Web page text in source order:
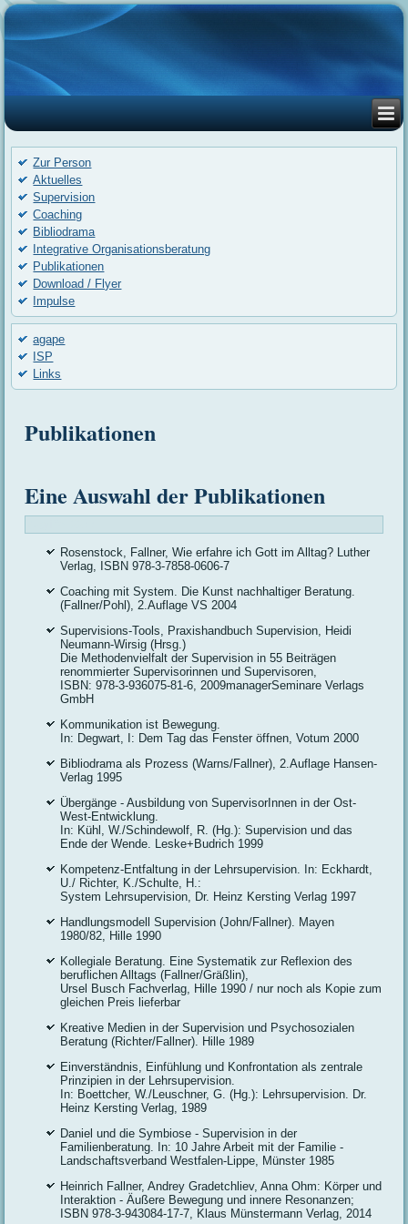
Zur Person
Aktuelles
Supervision
Coaching
Bibliodrama
Integrative Organisationsberatung
Publikationen
Download / Flyer
Impulse
agape
ISP
Links
Publikationen
Eine Auswahl der Publikationen
Rosenstock, Fallner, Wie erfahre ich Gott im Alltag? Luther
Verlag, ISBN 978-3-7858-0606-7
Coaching mit System. Die Kunst nachhaltiger Beratung.
(Fallner/Pohl), 2.Auflage VS 2004
Supervisions-Tools, Praxishandbuch Supervision, Heidi
Neumann-Wirsig (Hrsg.)
Die Methodenvielfalt der Supervision in 55 Beiträgen
renommierter Supervisorinnen und Supervisoren,
ISBN: 978-3-936075-81-6, 2009managerSeminare Verlags
GmbH
Kommunikation ist Bewegung.
In: Degwart, I: Dem Tag das Fenster öffnen, Votum 2000
Bibliodrama als Prozess (Warns/Fallner), 2.Auflage Hansen-
Verlag 1995
Übergänge - Ausbildung von SupervisorInnen in der Ost-
West-Entwicklung.
In: Kühl, W./Schindewolf, R. (Hg.): Supervision und das
Ende der Wende. Leske+Budrich 1999
Kompetenz-Entfaltung in der Lehrsupervision. In: Eckhardt,
U./ Richter, K./Schulte, H.:
System Lehrsupervision, Dr. Heinz Kersting Verlag 1997
Handlungsmodell Supervision (John/Fallner). Mayen
1980/82, Hille 1990
Kollegiale Beratung. Eine Systematik zur Reflexion des
beruflichen Alltags (Fallner/Gräßlin),
Ursel Busch Fachverlag, Hille 1990 / nur noch als Kopie zum
gleichen Preis lieferbar
Kreative Medien in der Supervision und Psychosozialen
Beratung (Richter/Fallner). Hille 1989
Einverständnis, Einfühlung und Konfrontation als zentrale
Prinzipien in der Lehrsupervision.
In: Boettcher, W./Leuschner, G. (Hg.): Lehrsupervision. Dr.
Heinz Kersting Verlag, 1989
Daniel und die Symbiose - Supervision in der
Familienberatung. In: 10 Jahre Arbeit mit der Familie -
Landschaftsverband Westfalen-Lippe, Münster 1985
Heinrich Fallner, Andrey Gradetchliev, Anna Ohm: Körper und
Interaktion - Äußere Bewegung und innere Resonanzen;
ISBN 978-3-943084-17-7, Klaus Münstermann Verlag, 2014